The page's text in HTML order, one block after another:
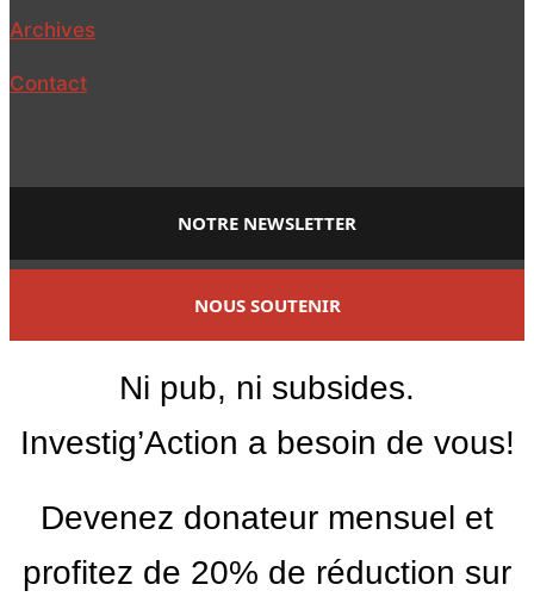
Archives
Contact
NOTRE NEWSLETTER
NOUS SOUTENIR
Ni pub, ni subsides.
Investig’Action a besoin de vous!
Devenez donateur mensuel et
profitez de 20% de réduction sur